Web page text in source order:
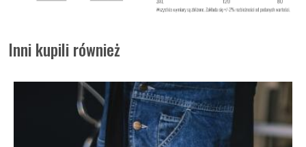
Inni kupili również